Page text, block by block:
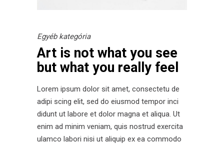
Egyéb kategória
Art is not what you see
but what you really feel
Lorem ipsum dolor sit amet, consectetu de
adipi scing elit, sed do eiusmod tempor inci
didunt ut labore et dolor magna et aliqua. Ut
enim ad minim veniam, quis nostrud exercita
ulamco labori nisi ut aliquip ex ea commodo